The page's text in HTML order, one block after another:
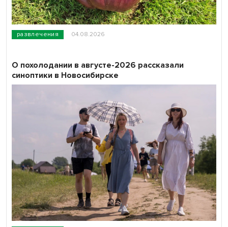
развлечения 04.08.2026
О похолодании в августе-2026 рассказали
синоптики в Новосибирске